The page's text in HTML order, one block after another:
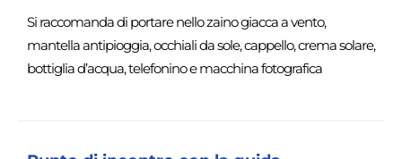
Si raccomanda di portare nello zaino giacca a vento,
mantella antipioggia, occhiali da sole, cappello, crema solare,
bottiglia d’acqua, telefonino e macchina fotografica